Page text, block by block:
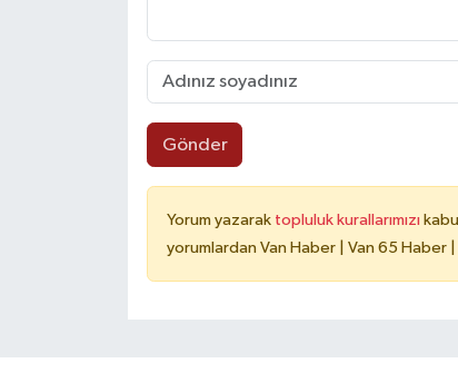
Gönder
Yorum yazarak topluluk kurallarımızı
yorumlardan Van Haber | Van 65 Haber